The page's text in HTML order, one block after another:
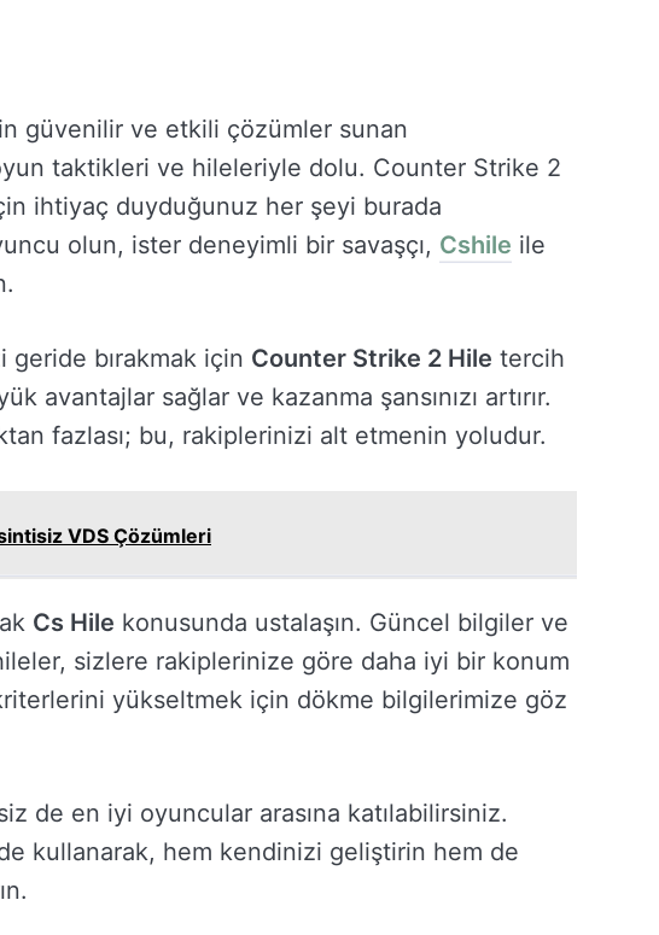
güvenilir ve etkili çözümler sunan
taktikleri ve hileleriyle dolu. Counter Strike 2
ihtiyaç duyduğunuz her şeyi burada
olun, ister deneyimli bir savaşçı, Cshile ile
geride bırakmak için Counter Strike 2 Hile tercih
avantajlar sağlar ve kazanma şansınızı artırır.
fazlası; bu, rakiplerinizi alt etmenin yoludur.
VDS Çözümleri
Cs Hile konusunda ustalaşın. Güncel bilgiler ve
sizlere rakiplerinize göre daha iyi bir konum
yükseltmek için dökme bilgilerimize göz
de en iyi oyuncular arasına katılabilirsiniz.
kullanarak, hem kendinizi geliştirin hem de